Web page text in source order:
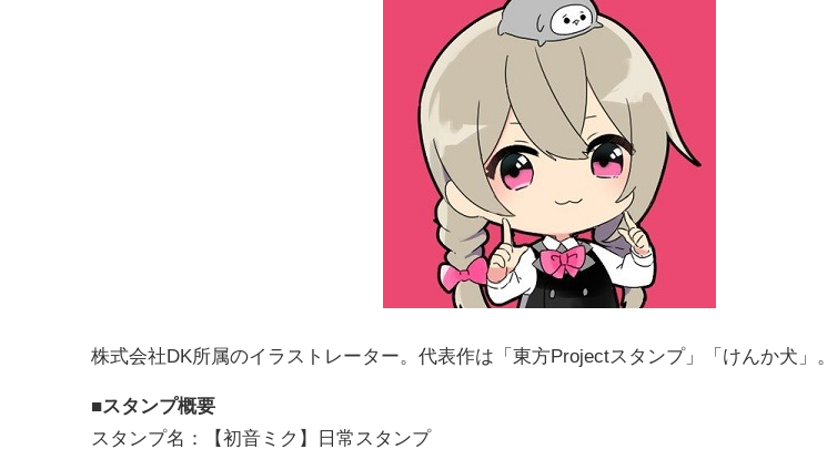
株式会社DK所属のイラストレーター。代表作は「東方Projectスタンプ」「けんか犬」。
■スタンプ概要
スタンプ名：【初音ミク】日常スタンプ